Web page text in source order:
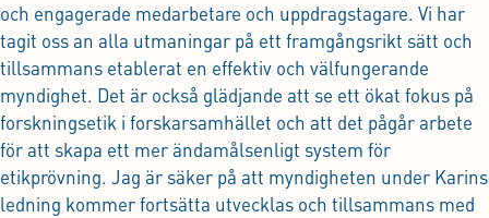
och engagerade medarbetare och uppdragstagare. Vi har
tagit oss an alla utmaningar på ett framgångsrikt sätt och
tillsammans etablerat en effektiv och välfungerande
myndighet. Det är också glädjande att se ett ökat fokus på
forskningsetik i forskarsamhället och att det pågår arbete
för att skapa ett mer ändamålsenligt system för
etikprövning. Jag är säker på att myndigheten under Karins
ledning kommer fortsätta utvecklas och tillsammans med